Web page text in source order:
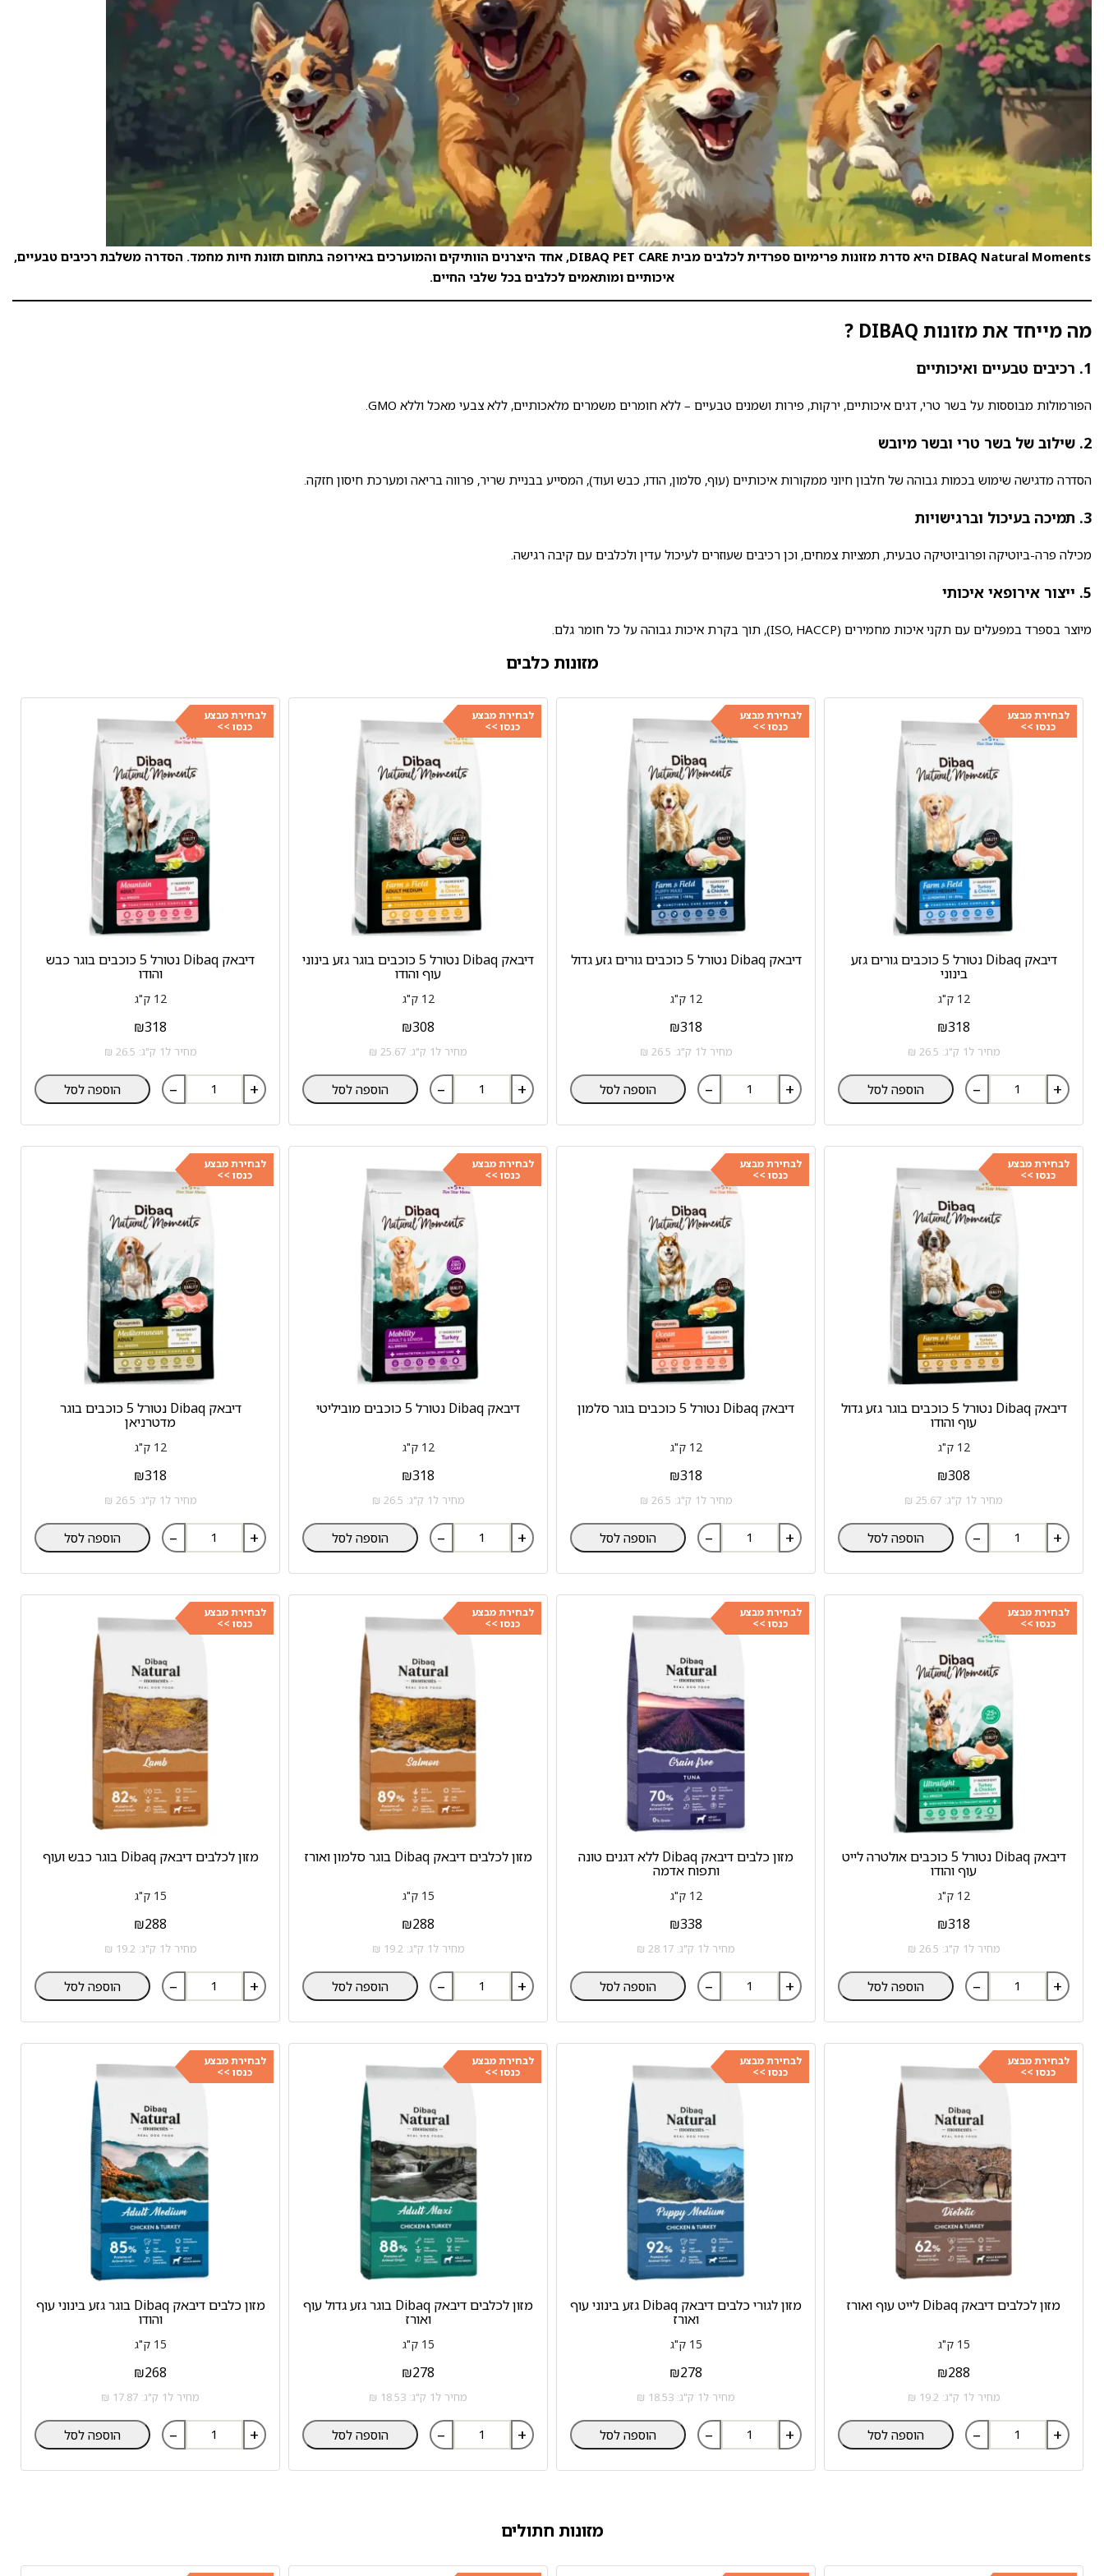
DIBAQ Natural Moments היא סדרת מזונות פרימיום ספרדית לכלבים מבית DIBAQ PET CARE, אחד היצרנים הוותיקים והמוערכים באירופה בתחום תזונת חיות מחמד. הסדרה משלבת רכיבים טבעיים,
איכותיים ומותאמים לכלבים בכל שלבי החיים.
מה מייחד את מזונות DIBAQ ?
1. רכיבים טבעיים ואיכותיים
הפורמולות מבוססות על בשר טרי, דגים איכותיים, ירקות, פירות ושמנים טבעיים – ללא חומרים משמרים מלאכותיים, ללא צבעי מאכל וללא GMO.
2. שילוב של בשר טרי ובשר מיובש
הסדרה מדגישה שימוש בכמות גבוהה של חלבון חיוני ממקורות איכותיים (עוף, סלמון, הודו, כבש ועוד), המסייע בבניית שריר, פרווה בריאה ומערכת חיסון חזקה.
3. תמיכה בעיכול וברגישויות
מכילה פרה-ביוטיקה ופרוביוטיקה טבעית, תמציות צמחים, וכן רכיבים שעוזרים לעיכול עדין ולכלבים עם קיבה רגישה.
5. ייצור אירופאי איכותי
מיוצר בספרד במפעלים עם תקני איכות מחמירים (ISO, HACCP), תוך בקרת איכות גבוהה על כל חומר גלם.
מזונות כלבים
לבחירת מבצע
כנסו >>
דיבאק Dibaq נטורל 5 כוכבים גורים גזע
בינוני
12 ק"ג
₪318
מחיר ל1 ק"ג: 26.5 ₪
– + הוספה לסל
לבחירת מבצע
כנסו >>
דיבאק Dibaq נטורל 5 כוכבים גורים גזע גדול
12 ק"ג
₪318
מחיר ל1 ק"ג: 26.5 ₪
– + הוספה לסל
לבחירת מבצע
כנסו >>
דיבאק Dibaq נטורל 5 כוכבים בוגר גזע בינוני
עוף והודו
12 ק"ג
₪308
מחיר ל1 ק"ג: 25.67 ₪
– + הוספה לסל
לבחירת מבצע
כנסו >>
דיבאק Dibaq נטורל 5 כוכבים בוגר כבש
והודו
12 ק"ג
₪318
מחיר ל1 ק"ג: 26.5 ₪
– + הוספה לסל
לבחירת מבצע
כנסו >>
דיבאק Dibaq נטורל 5 כוכבים בוגר גזע גדול
עוף והודו
12 ק"ג
₪308
מחיר ל1 ק"ג: 25.67 ₪
– + הוספה לסל
לבחירת מבצע
כנסו >>
דיבאק Dibaq נטורל 5 כוכבים בוגר סלמון
12 ק"ג
₪318
מחיר ל1 ק"ג: 26.5 ₪
– + הוספה לסל
לבחירת מבצע
כנסו >>
דיבאק Dibaq נטורל 5 כוכבים מוביליטי
12 ק"ג
₪318
מחיר ל1 ק"ג: 26.5 ₪
– + הוספה לסל
לבחירת מבצע
כנסו >>
דיבאק Dibaq נטורל 5 כוכבים בוגר
מדטרניאן
12 ק"ג
₪318
מחיר ל1 ק"ג: 26.5 ₪
– + הוספה לסל
לבחירת מבצע
כנסו >>
דיבאק Dibaq נטורל 5 כוכבים אולטרה לייט
עוף והודו
12 ק"ג
₪318
מחיר ל1 ק"ג: 26.5 ₪
– + הוספה לסל
לבחירת מבצע
כנסו >>
מזון כלבים דיבאק Dibaq ללא דגנים טונה
ותפוח אדמה
12 ק"ג
₪338
מחיר ל1 ק"ג: 28.17 ₪
– + הוספה לסל
לבחירת מבצע
כנסו >>
מזון לכלבים דיבאק Dibaq בוגר סלמון ואורז
15 ק"ג
₪288
מחיר ל1 ק"ג: 19.2 ₪
– + הוספה לסל
לבחירת מבצע
כנסו >>
מזון לכלבים דיבאק Dibaq בוגר כבש ועוף
15 ק"ג
₪288
מחיר ל1 ק"ג: 19.2 ₪
– + הוספה לסל
לבחירת מבצע
כנסו >>
מזון לכלבים דיבאק Dibaq לייט עוף ואורז
15 ק"ג
₪288
מחיר ל1 ק"ג: 19.2 ₪
– + הוספה לסל
לבחירת מבצע
כנסו >>
מזון לגורי כלבים דיבאק Dibaq גזע בינוני עוף
ואורז
15 ק"ג
₪278
מחיר ל1 ק"ג: 18.53 ₪
– + הוספה לסל
לבחירת מבצע
כנסו >>
מזון לכלבים דיבאק Dibaq בוגר גזע גדול עוף
ואורז
15 ק"ג
₪278
מחיר ל1 ק"ג: 18.53 ₪
– + הוספה לסל
לבחירת מבצע
כנסו >>
מזון כלבים דיבאק Dibaq בוגר גזע בינוני עוף
והודו
15 ק"ג
₪268
מחיר ל1 ק"ג: 17.87 ₪
– + הוספה לסל
מזונות חתולים